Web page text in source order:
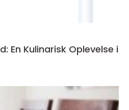
En Kulinarisk Oplevelse i